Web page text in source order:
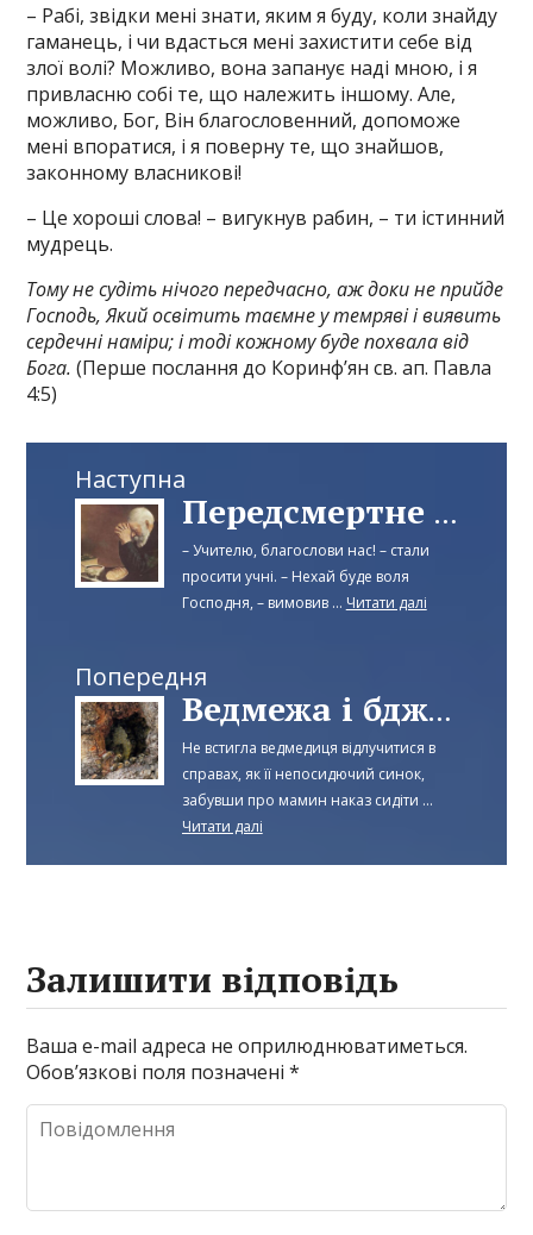
– Рабі, звідки мені знати, яким я буду, коли знайду
гаманець, і чи вдасться мені захистити себе від
злої волі? Можливо, вона запанує наді мною, і я
привласню собі те, що належить іншому. Але,
можливо, Бог, Він благословенний, допоможе
мені впоратися, і я поверну те, що знайшов,
законному власникові!
– Це хороші слова! – вигукнув рабин, – ти істинний
мудрець.
Тому не судіть нічого передчасно, аж доки не прийде
Господь, Який освітить таємне у темряві і виявить
сердечні наміри; і тоді кожному буде похвала від
Бога. (Перше послання до Коринф’ян св. ап. Павла
4:5)
Наступна
Передсмертне благословення
– Учителю, благослови нас! – стали
просити учні. – Нехай буде воля
Господня, – вимовив ... Читати далі
Попередня
Ведмежа і бджоли
Не встигла ведмедиця відлучитися в
справах, як її непосидючий синок,
забувши про мамин наказ сидіти ...
Читати далі
Залишити відповідь
Ваша e-mail адреса не оприлюднюватиметься.
Обов’язкові поля позначені*